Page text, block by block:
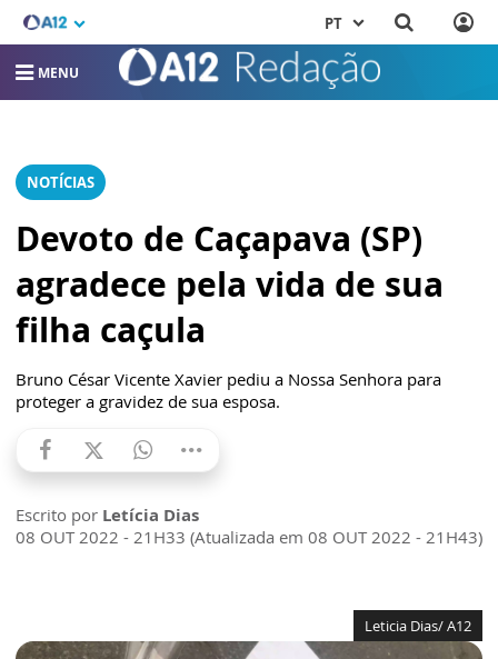
PT
MENU
NOTÍCIAS
Devoto de Caçapava (SP)
agradece pela vida de sua
filha caçula
Bruno César Vicente Xavier pediu a Nossa Senhora para
proteger a gravidez de sua esposa.
Escrito por Letícia Dias
08 OUT 2022 - 21H33 (Atualizada em 08 OUT 2022 - 21H43)
Leticia Dias/ A12